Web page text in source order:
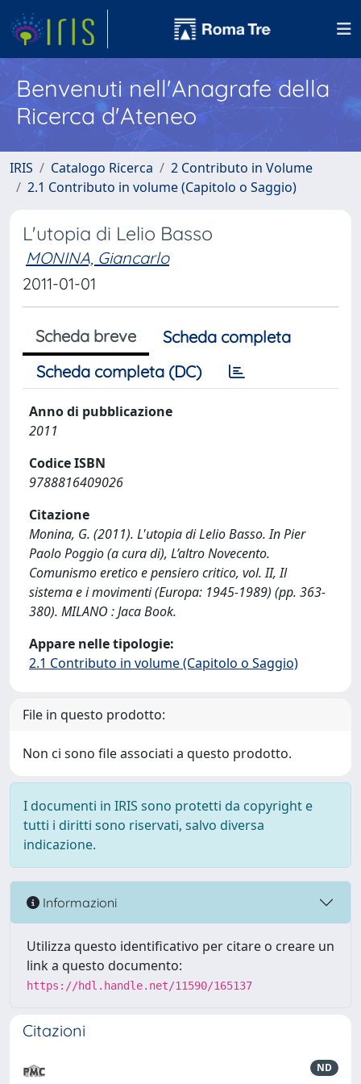
Benvenuti nell'Anagrafe della
Ricerca d'Ateneo
IRIS Catalogo Ricerca
2 Contributo in Volume
2.1 Contributo in volume (Capitolo o Saggio)
L'utopia di Lelio Basso
MONINA, Giancarlo
2011-01-01
Scheda breve
Scheda completa
Scheda completa (DC)
Anno di pubblicazione
2011
Codice ISBN
9788816409026
Citazione
Monina, G. (2011). L'utopia di Lelio Basso. In Pier
Paolo Poggio (a cura di), L’altro Novecento.
Comunismo eretico e pensiero critico, vol. II, Il
sistema e i movimenti (Europa: 1945-1989) (pp. 363-
380). MILANO : Jaca Book.
Appare nelle tipologie:
2.1 Contributo in volume (Capitolo o Saggio)
File in questo prodotto:
Non ci sono file associati a questo prodotto.
I documenti in IRIS sono protetti da copyright e
tutti i diritti sono riservati, salvo diversa
indicazione.
Informazioni
Utilizza questo identificativo per citare o creare un
link a questo documento:
https://hdl.handle.net/11590/165137
Citazioni
ND